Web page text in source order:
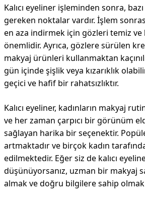
Kalıcı eyeliner işleminden sonra,
gereken noktalar vardır. İşlem
en aza indirmek için gözleri temiz
önemlidir. Ayrıca, gözlere sürülen
makyaj ürünleri kullanmaktan
gün içinde şişlik veya kızarıklık
geçici ve hafif bir rahatsızlıktır.
Kalıcı eyeliner, kadınların makyaj
ve her zaman çarpıcı bir görünüm
sağlayan harika bir seçenektir.
artmaktadır ve birçok kadın
edilmektedir. Eğer siz de kalıcı
düşünüyorsanız, uzman bir makyaj
almak ve doğru bilgilere sahip